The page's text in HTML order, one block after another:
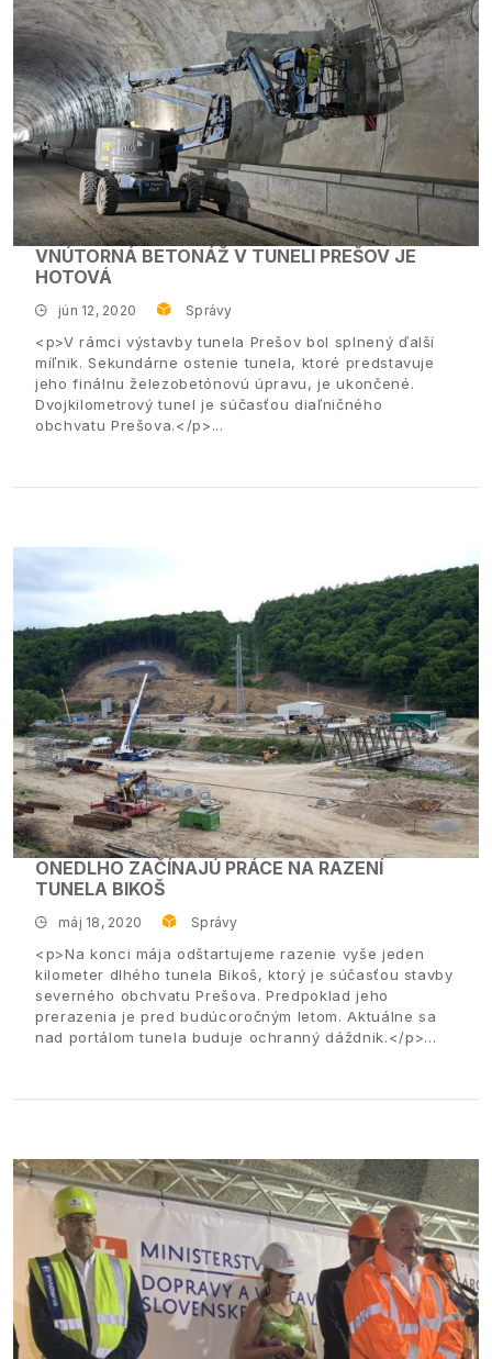
VNÚTORNÁ BETONÁŽ V TUNELI PREŠOV JE
HOTOVÁ
jún 12, 2020 Správy
<p>V rámci výstavby tunela Prešov bol splnený ďalší
míľnik. Sekundárne ostenie tunela, ktoré predstavuje
jeho finálnu železobetónovú úpravu, je ukončené.
Dvojkilometrový tunel je súčasťou diaľničného
obchvatu Prešova.</p>
ONEDLHO ZAČÍNAJÚ PRÁCE NA RAZENÍ
TUNELA BIKOŠ
máj 18, 2020 Správy
<p>Na konci mája odštartujeme razenie vyše jeden
kilometer dlhého tunela Bikoš, ktorý je súčasťou stavby
severného obchvatu Prešova. Predpoklad jeho
prerazenia je pred budúcoročným letom. Aktuálne sa
nad portálom tunela buduje ochranný dáždnik.</p>